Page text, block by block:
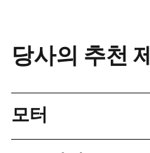
당사의 추천
모터